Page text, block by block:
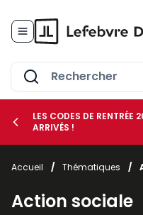
le sous-menu Vos
le sous-menu Vos besoins
LES CODES DE RENTRÉE
ARRIVÉS !
Accueil / Thématiques /
Action sociale